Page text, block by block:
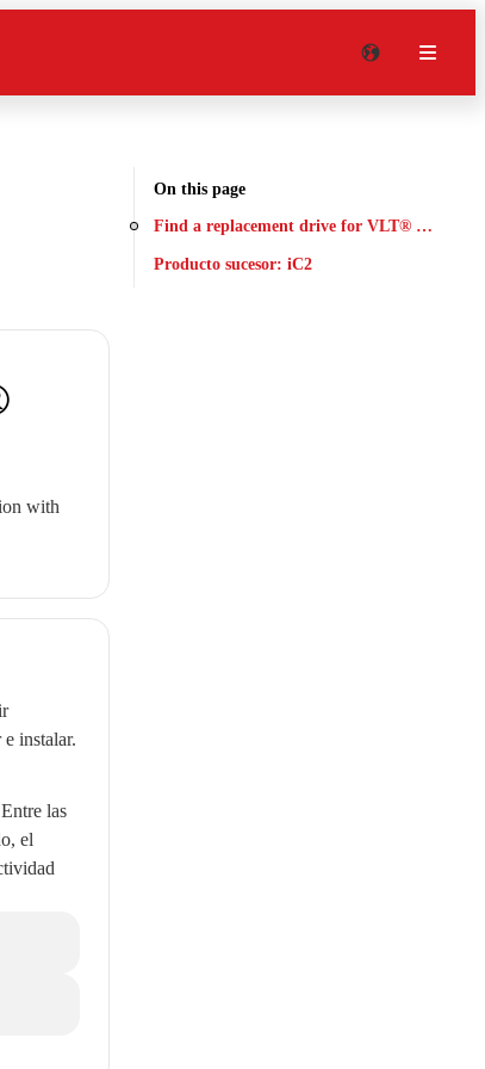
with
instalar.
las
el
On this page
Find a replacement drive for VLT® Micro
Producto sucesor: iC2